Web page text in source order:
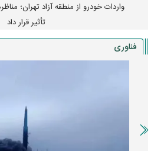
واردات خودرو از منطقه آزاد تهران؛
تأثیر قرار داد
فناوری